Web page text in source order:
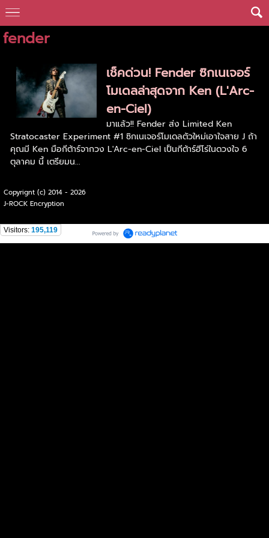
fender
เช็คด่วน! Fender ซิกเนเจอร์
โมเดลล่าสุดจาก Ken (L'Arc-
en-Ciel)
มาแล้ว!! Fender ส่ง Limited Ken
Stratocaster Experiment #1 ซิกเนเจอร์โมเดลตัวใหม่เอาใจสาย J ถ้า
คุณมี Ken มือกีต้าร์จากวง L'Arc-en-Ciel เป็นกีต้าร์ฮีโร่ในดวงใจ 6
ตุลาคม นี้ เตรียมน...
Copyrignt (c) 2014 - 2026
J-ROCK Encryption
Visitors: 195,119